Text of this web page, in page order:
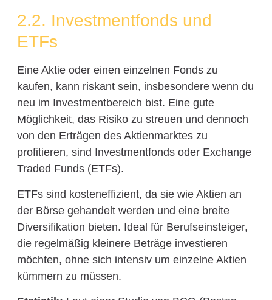
2.2. Investmentfonds und
ETFs
Eine Aktie oder einen einzelnen Fonds zu
kaufen, kann riskant sein, insbesondere wenn du
neu im Investmentbereich bist. Eine gute
Möglichkeit, das Risiko zu streuen und dennoch
von den Erträgen des Aktienmarktes zu
profitieren, sind Investmentfonds oder Exchange
Traded Funds (ETFs).
ETFs sind kosteneffizient, da sie wie Aktien an
der Börse gehandelt werden und eine breite
Diversifikation bieten. Ideal für Berufseinsteiger,
die regelmäßig kleinere Beträge investieren
möchten, ohne sich intensiv um einzelne Aktien
kümmern zu müssen.